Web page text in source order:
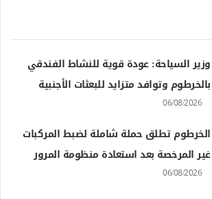
وزير السياحة: عودة قوية للنشاط الفندقي
بالخرطوم وتوافد متزايد للبعثات الأجنبية
06/08/2026
الخرطوم تطلق حملة شاملة لضبط المركبات
غير المرخصة بعد استعادة منظومة المرور
06/08/2026